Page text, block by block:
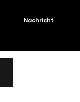
Nachricht